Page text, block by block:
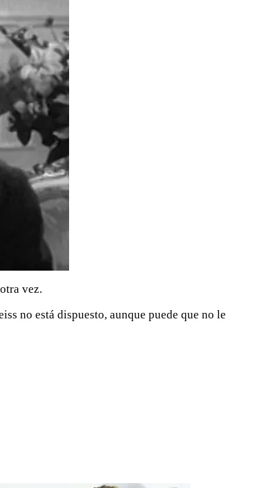
vez.
no está dispuesto, aunque puede que no le